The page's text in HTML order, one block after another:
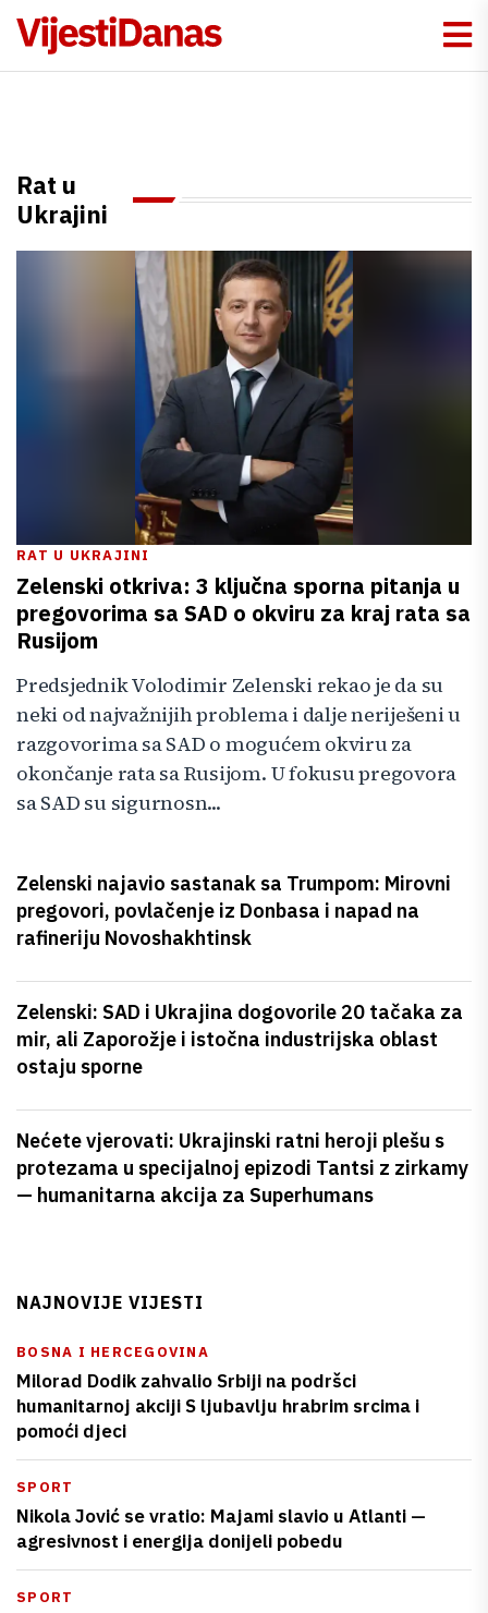
Rat u
Ukrajini
RAT U UKRAJINI
Zelenski otkriva: 3 ključna sporna pitanja u
pregovorima sa SAD o okviru za kraj rata sa
Rusijom
Predsjednik Volodimir Zelenski rekao je da su
neki od najvažnijih problema i dalje neriješeni u
razgovorima sa SAD o mogućem okviru za
okončanje rata sa Rusijom. U fokusu pregovora
sa SAD su sigurnosn...
Zelenski najavio sastanak sa Trumpom: Mirovni
pregovori, povlačenje iz Donbasa i napad na
rafineriju Novoshakhtinsk
Zelenski: SAD i Ukrajina dogovorile 20 tačaka za
mir, ali Zaporožje i istočna industrijska oblast
ostaju sporne
Nećete vjerovati: Ukrajinski ratni heroji plešu s
protezama u specijalnoj epizodi Tantsi z zirkamy
— humanitarna akcija za Superhumans
NAJNOVIJE VIJESTI
BOSNA I HERCEGOVINA
Milorad Dodik zahvalio Srbiji na podršci
humanitarnoj akciji S ljubavlju hrabrim srcima i
pomoći djeci
SPORT
Nikola Jović se vratio: Majami slavio u Atlanti —
agresivnost i energija donijeli pobedu
SPORT